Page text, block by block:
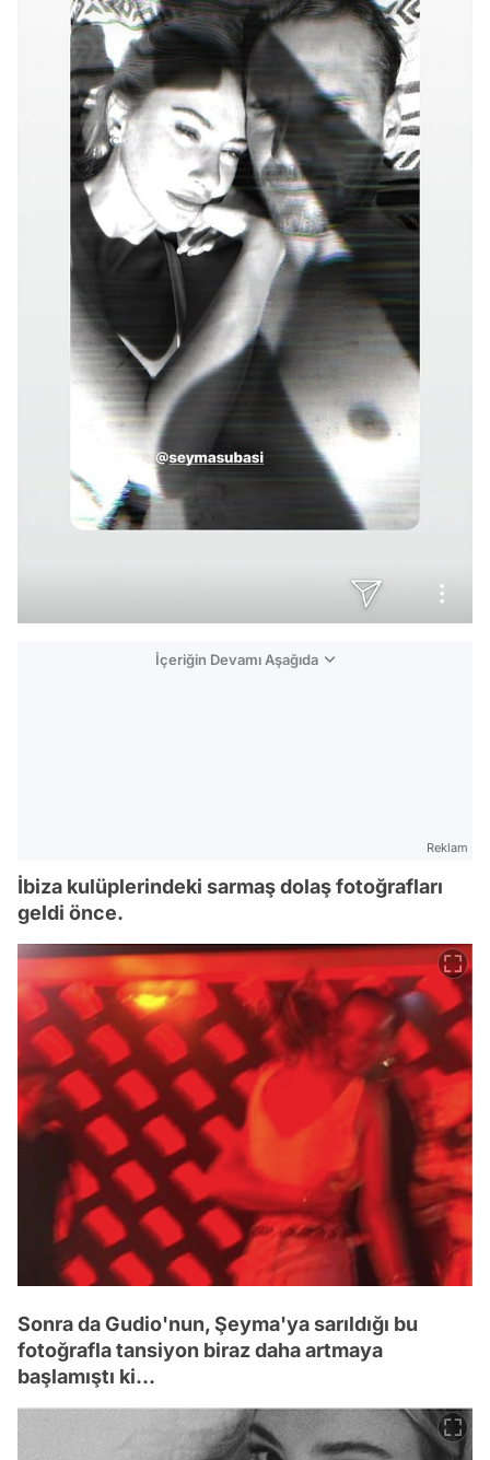
İçeriğin Devamı Aşağıda
Reklam
İbiza kulüplerindeki sarmaş dolaş fotoğrafları
geldi önce.
Sonra da Gudio'nun, Şeyma'ya sarıldığı bu
fotoğrafla tansiyon biraz daha artmaya
başlamıştı ki...